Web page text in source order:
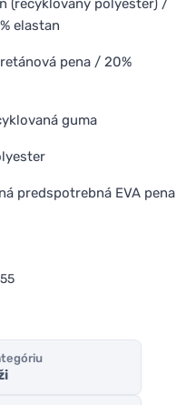
elastan
pena / 20%
guma
predspotrebná EVA pena